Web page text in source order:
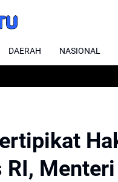
DAERAH NASIONAL
RI,